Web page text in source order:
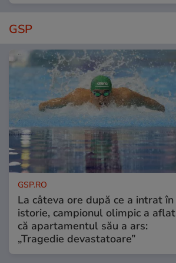
GSP
GSP.RO
La câteva ore după ce a intrat în
istorie, campionul olimpic a aflat
că apartamentul său a ars:
„Tragedie devastatoare”